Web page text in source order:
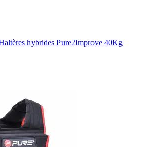
hybrides Pure2Improve 40Kg